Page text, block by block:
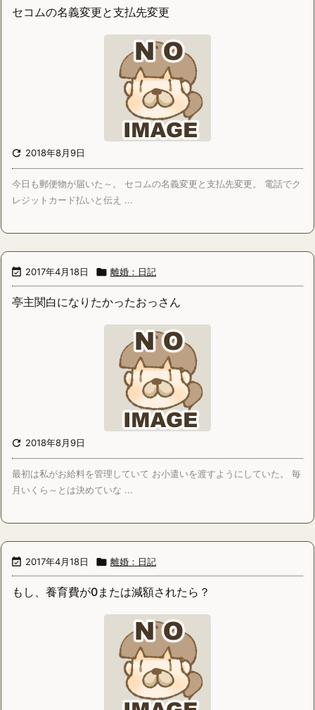
セコムの名義変更と支払先変更
 2018年8月9日
今日も郵便物が届いた～。 セコムの名義変更と支払先変更。 電話でク
レジットカード払いと伝え ...
 2017年4月18日  離婚：日記
亭主関白になりたかったおっさん
 2018年8月9日
最初は私がお給料を管理していて お小遣いを渡すようにしていた。 毎
月いくら～とは決めていな ...
 2017年4月18日  離婚：日記
もし、養育費が0または減額されたら？